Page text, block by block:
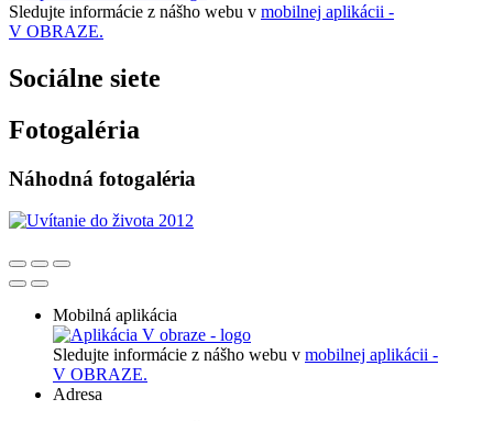
Sledujte informácie z nášho webu v mobilnej aplikácii -
V OBRAZE.
Sociálne siete
Fotogaléria
Náhodná fotogaléria
Mobilná aplikácia
Sledujte informácie z nášho webu v mobilnej aplikácii -
V OBRAZE.
Adresa